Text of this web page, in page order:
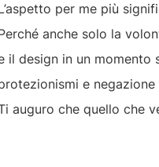
per me più
anche solo la
il design in un momento
e
auguro che quello che